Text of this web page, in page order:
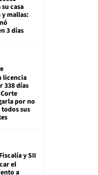
casa
mallas:
3 días
licencia
338 días
por no
sus
Fiscalía y SII
el
a